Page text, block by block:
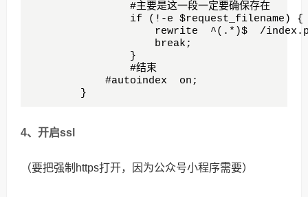
#主要是这一段一定要确保存在
if (!-e $request_filename) {
rewrite  ^(.*)$  /
break;
}
#结束
#autoindex  on;
}
4、开启ssl
（要把强制https打开，因为公众号小程序需要）